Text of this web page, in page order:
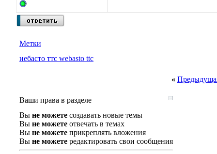
Метки
иебасто ттс webasto ttc
«
Ваши права в разделе
Вы не можете создавать новые темы
Вы не можете отвечать в темах
Вы не можете прикреплять вложения
Вы не можете редактировать свои сообщения